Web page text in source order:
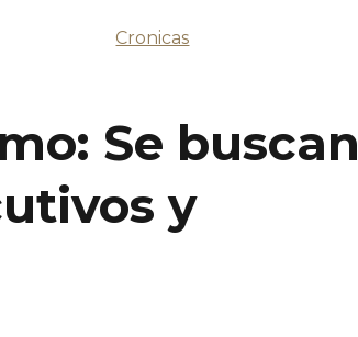
Cronicas
Se buscan
y